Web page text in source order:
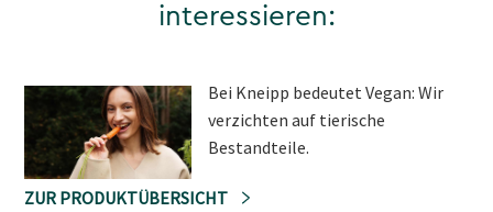
interessieren:
Bei Kneipp bedeutet Vegan: Wir
verzichten auf tierische
Bestandteile.
ZUR PRODUKTÜBERSICHT